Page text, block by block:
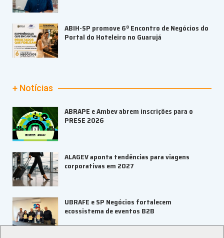
ABIH-SP promove 6º Encontro de Negócios do
Portal do Hoteleiro no Guarujá
+ Notícias
ABRAPE e Ambev abrem inscrições para o
PRESE 2026
ALAGEV aponta tendências para viagens
corporativas em 2027
UBRAFE e SP Negócios fortalecem
ecossistema de eventos B2B